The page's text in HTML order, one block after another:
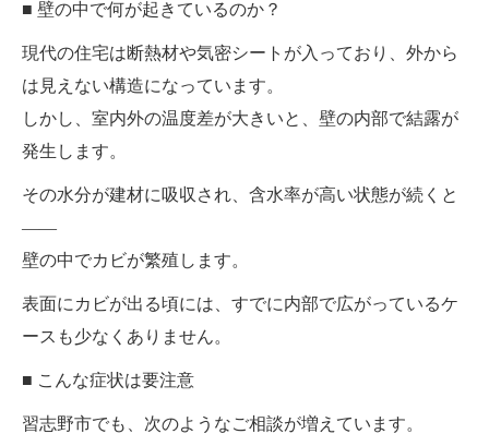
■ 壁の中で何が起きているのか？
現代の住宅は断熱材や気密シートが入っており、外から
は見えない構造になっています。
しかし、室内外の温度差が大きいと、壁の内部で結露が
発生します。
その水分が建材に吸収され、含水率が高い状態が続くと
――
壁の中でカビが繁殖します。
表面にカビが出る頃には、すでに内部で広がっているケ
ースも少なくありません。
■ こんな症状は要注意
習志野市でも、次のようなご相談が増えています。